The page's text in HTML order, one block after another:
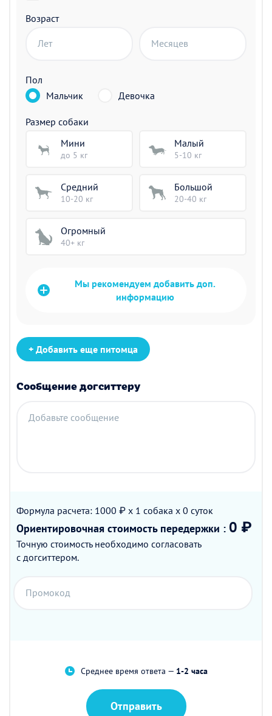
Возраст
Лет Месяцев
Пол
Мальчик
Девочка
Размер собаки
Мини
до 5 кг
Малый
5-10 кг
Средний
10-20 кг
Большой
20-40 кг
Огромный
40+ кг
Мы рекомендуем добавить доп.
информацию
+ Добавить еще питомца
Сообщение догситтеру
Добавьте сообщение
Формула расчета: 1000 ₽ x 1 собака x 0 суток
Ориентировочная стоимость передержки : 0 ₽
Точную стоимость необходимо согласовать
с догситтером.
Промокод
Среднее время ответа — 1-2 часа
Отправить